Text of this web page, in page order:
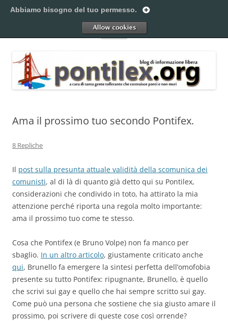
al
Pontilex
Menu
Ama il prossimo tuo secondo Pontifex.
8 Repliche
Il post sulla presunta attuale validità della scomunica dei
comunisti, al di là di quanto già detto qui su Pontilex,
considerazioni che condivido in toto, ha attirato la mia
attenzione perché riporta una regola molto importante:
ama il prossimo tuo come te stesso.
Cosa che Pontifex (e Bruno Volpe) non fa manco per
sbaglio. In un altro articolo, giustamente criticato anche
qui, Brunello fa emergere la sintesi perfetta dell’omofobia
presente su tutto Pontifex: ripugnante, Brunello, è quello
che scrivi sui gay e quello che hai sempre scritto sui gay.
Come può una persona che sostiene che sia giusto amare il
prossimo, poi scrivere di queste cose così orrende?
Abbiamo bisogno del tuo permesso.